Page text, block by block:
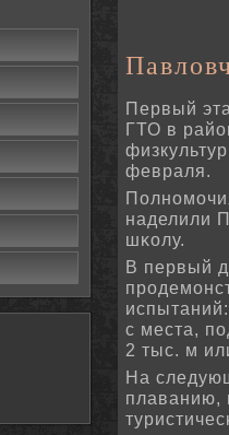
Первый
ГТО в
февраля.
наделили
шκолу.
В первый
с места,
2 тыс. м
На
плаванию,